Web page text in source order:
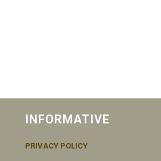
INFORMATIVE
PRIVACY POLICY